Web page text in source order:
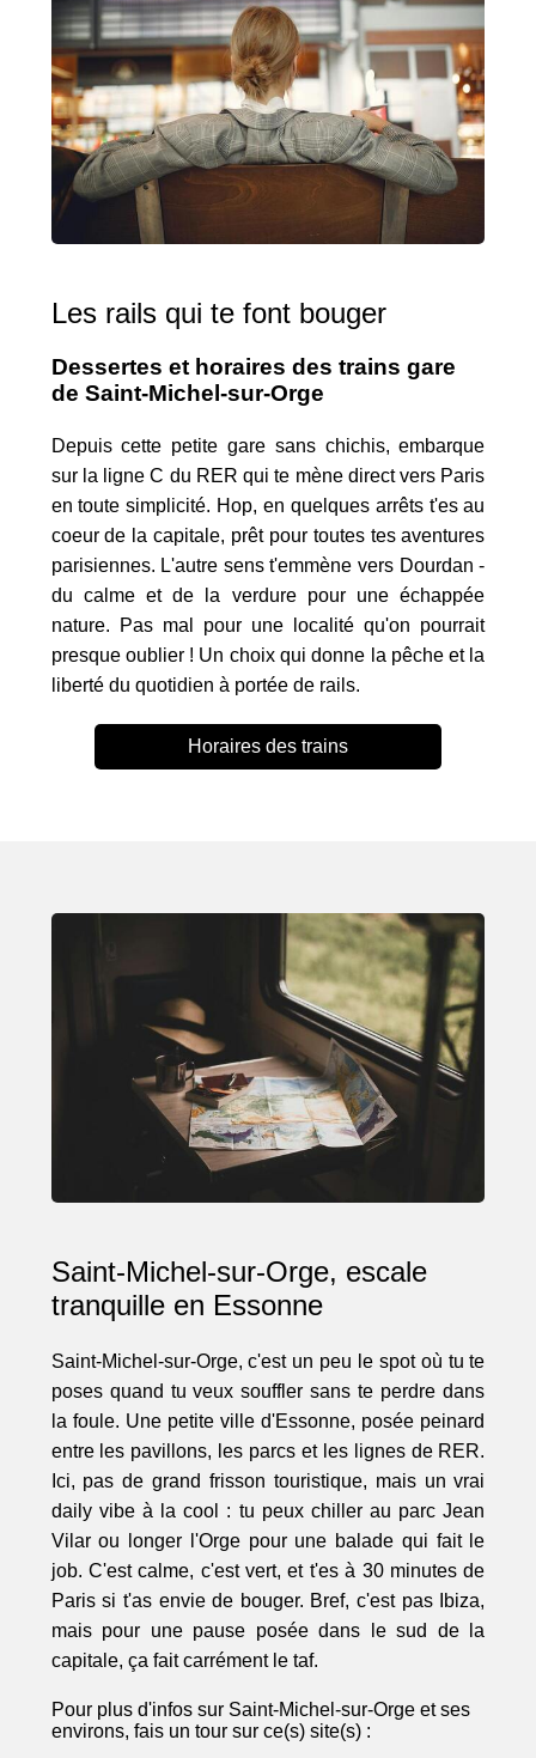
Les rails qui te font bouger
Dessertes et horaires des trains gare
de Saint-Michel-sur-Orge
Depuis cette petite gare sans chichis, embarque
sur la ligne C du RER qui te mène direct vers Paris
en toute simplicité. Hop, en quelques arrêts t'es au
coeur de la capitale, prêt pour toutes tes aventures
parisiennes. L'autre sens t'emmène vers Dourdan -
du calme et de la verdure pour une échappée
nature. Pas mal pour une localité qu'on pourrait
presque oublier ! Un choix qui donne la pêche et la
liberté du quotidien à portée de rails.
Horaires des trains
Saint-Michel-sur-Orge, escale
tranquille en Essonne
Saint-Michel-sur-Orge, c'est un peu le spot où tu te
poses quand tu veux souffler sans te perdre dans
la foule. Une petite ville d'Essonne, posée peinard
entre les pavillons, les parcs et les lignes de RER.
Ici, pas de grand frisson touristique, mais un vrai
daily vibe à la cool : tu peux chiller au parc Jean
Vilar ou longer l'Orge pour une balade qui fait le
job. C'est calme, c'est vert, et t'es à 30 minutes de
Paris si t'as envie de bouger. Bref, c'est pas Ibiza,
mais pour une pause posée dans le sud de la
capitale, ça fait carrément le taf.
Pour plus d'infos sur Saint-Michel-sur-Orge et ses
environs, fais un tour sur ce(s) site(s) :